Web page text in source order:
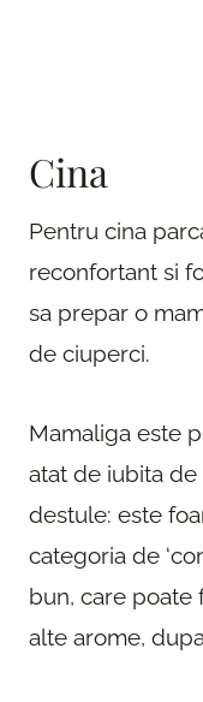
Cina
Pentru cina
reconfortant si
sa prepar o
de ciuperci.
Mamaliga este
atat de iubita
destule: este
categoria de
bun, care poate
alte arome,